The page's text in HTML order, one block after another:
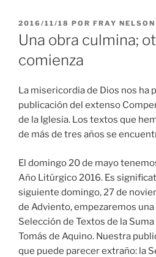
PUBLICADO
EL
2016/11/18 POR FRAY NELSON
Una obra culmina;
comienza
La misericordia de Dios nos ha
publicación del extenso
de la Iglesia. Los textos que
de más de tres años se
El domingo 20 de mayo
Año Litúrgico 2016. Es
siguiente domingo, 27 de
de Adviento, empezaremos
Selección de Textos de la
Tomás de Aquino. Nuestra
que puede parecer extraño: la